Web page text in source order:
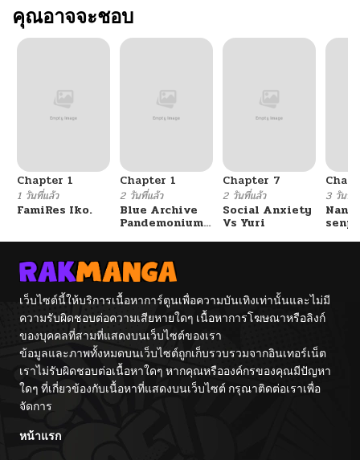
คุณอาจจะชอบ
Chapter 1
1 วันที่แล้ว
FamiRes Iko.
Chapter 1
2 วันที่แล้ว
Blue Archive
Pandemonium
Chapter 7
2 วันที่แล้ว
Social Anxiety
Vs Yuri
3 วันที่
เว็บไซต์นี้ให้บริการเนื้อหาการ์ตูนเพื่อความบันเทิงเท่านั้นและไม่มี
ความรับผิดชอบต่อความเสียหายใดๆ เนื้อหาการโฆษณาหรือลิงก์
ของบุคคลที่สามที่แสดงบนเว็บไซต์ของเรา
ข้อมูลและภาพทั้งหมดบนเว็บไซต์ถูกเก็บรวบรวมจากอินเทอร์เน็ต
เราไม่รับผิดชอบต่อเนื้อหาใดๆ หากคุณหรือองค์กรของคุณมีปัญหา
ใดๆ ที่เกี่ยวข้องกับเนื้อหาที่แสดงบนเว็บไซต์ กรุณาติดต่อเราเพื่อ
จัดการ
หน้าแรก